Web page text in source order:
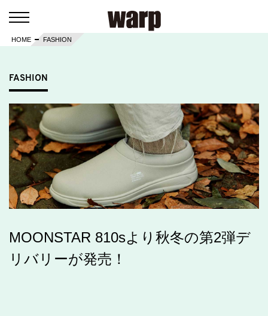
HOME FASHION
FASHION
MOONSTAR 810sより秋冬の第2弾デ
リバリーが発売！